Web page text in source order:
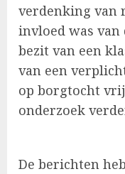
verdenking
invloed was
bezit van een
van een
op borgtocht
onderzoek
De berichten